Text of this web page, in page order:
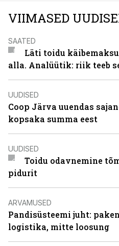
VIIMASED
SAATED
Läti toidu
alla. Analüütik: riik teeb
UUDISED
Coop Järva uuendas
kopsaka summa eest
UUDISED
Toidu odavnemine
pidurit
ARVAMUSED
Pandisüsteemi juht:
logistika, mitte loosung